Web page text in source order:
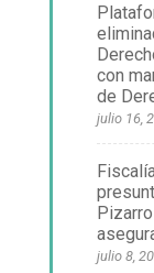
con
de
julio 16,
julio 8,